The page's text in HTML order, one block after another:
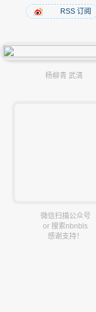
RSS 订阅
杨柳青 武清
微信扫描公众号
or 搜索nbnbls
感谢支持！